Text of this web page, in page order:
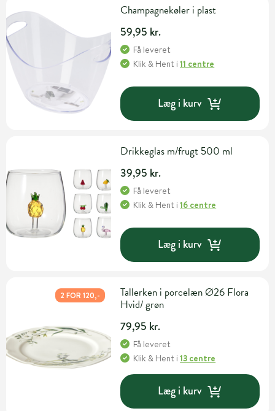
Champagnekøler i plast
59,95 kr.
Få leveret
Klik & Hent i11 centre
Læg i kurv
Drikkeglas m/frugt 500 ml
39,95 kr.
Få leveret
Klik & Hent i16 centre
Læg i kurv
2 FOR 120,-
Tallerken i porcelæn Ø26 Flora
Hvid/ grøn
79,95 kr.
Få leveret
Klik & Hent i13 centre
Læg i kurv